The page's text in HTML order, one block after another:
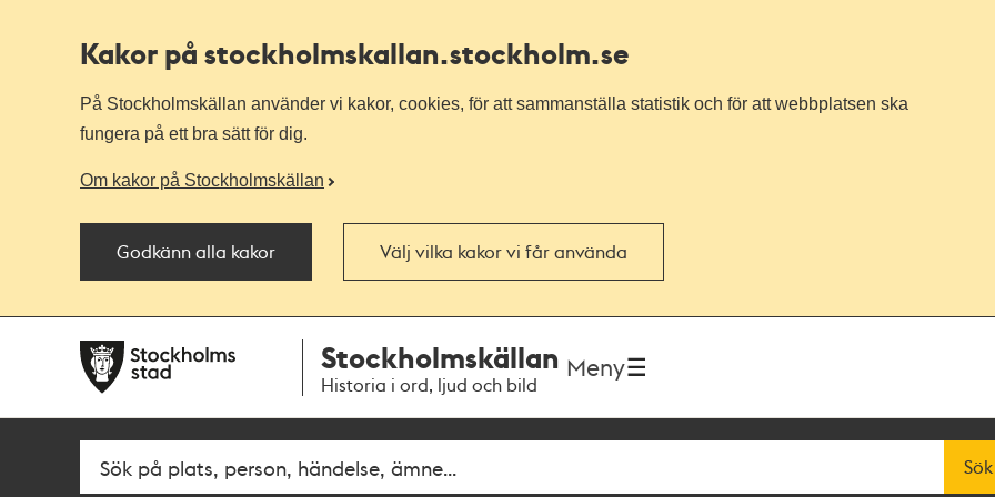
Kakor på stockholmskallan.stockholm.se
På Stockholmskällan använder vi kakor, cookies, för att sammanställa statistik och för att webbplatsen ska
fungera på ett bra sätt för dig.
Om kakor på Stockholmskällan
Godkänn alla kakor Välj vilka kakor vi får använda
navigationen
huvudinnehållet
Stockholmskällan
Historia i ord, ljud och bild
Meny
Fritextsök Sök